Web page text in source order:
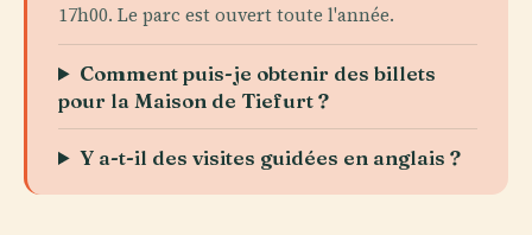
17h00. Le parc est ouvert toute l'année.
Comment puis-je obtenir des billets
pour la Maison de Tiefurt ?
Y a-t-il des visites guidées en anglais ?